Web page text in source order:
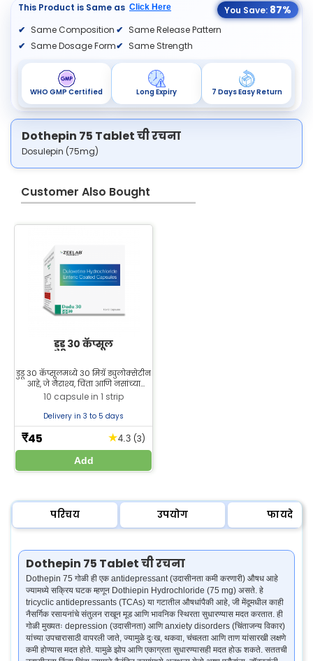
This Product is Same as Click Here You Save: 87%
Same Composition
Same Dosage Form
Same Release Pattern
Same Strength
WHO GMP Certified Long Expiry 7 Days Easy Return
Dothepin 75 Tablet ची रचना
Dosulepin (75mg)
Customer Also Bought
डुडू 30 कॅप्सूल
डुडू 30 कॅप्सूलमध्ये 30 मिग्रॅ ड्युलोक्सेटीन
आहे, जे नैराश्य, चिंता आणि नसांच्या
वेदनांसाठी वापरले जाते. झीलॅब
फार्मसीमधून 30 मिग्रॅ ड्युलोक्सेटीन
सर्वोत्तम किमतीत खरेदी करा.
10 capsule in 1 strip
Delivery in 3 to 5 days
₹45 ★4.3 (3)
Add
परिचय उपयोग फायदे
Dothepin 75 Tablet ची रचना
Dothepin 75 गोळी ही एक antidepressant (उदासीनता कमी करणारी) औषध आहे
ज्यामध्ये सक्रिय घटक म्हणून Dothiepin Hydrochloride (75 mg) असते. हे
tricyclic antidepressants (TCAs) या गटातील औषधांपैकी आहे, जी मेंदूमधील काही
नैसर्गिक रसायनांचे संतुलन राखून मूड आणि भावनिक स्थिरता सुधारण्यास मदत करतात. ही
गोळी मुख्यतः depression (उदासीनता) आणि anxiety disorders (चिंताजन्य विकार)
यांच्या उपचारासाठी वापरली जाते, ज्यामुळे दुःख, थकवा, चंचलता आणि ताण यांसारखी लक्षणे
कमी होण्यास मदत होते. यामुळे झोप आणि एकाग्रता सुधारण्यासही मदत होऊ शकते. सततची